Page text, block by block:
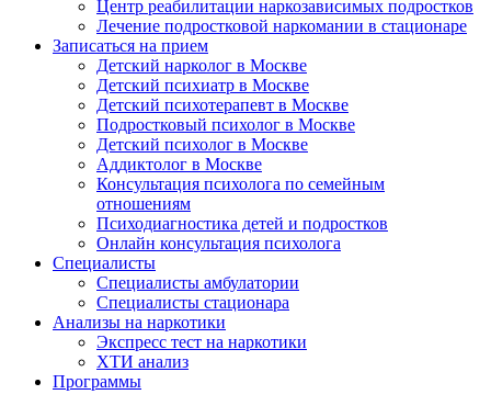
Центр реабилитации наркозависимых подростков
Лечение подростковой наркомании в стационаре
Записаться на прием
Детский нарколог в Москве
Детский психиатр в Москве
Детский психотерапевт в Москве
Подростковый психолог в Москве
Детский психолог в Москве
Аддиктолог в Москве
Консультация психолога по семейным
отношениям
Психодиагностика детей и подростков
Онлайн консультация психолога
Специалисты
Специалисты амбулатории
Специалисты стационара
Анализы на наркотики
Экспресс тест на наркотики
ХТИ анализ
Программы